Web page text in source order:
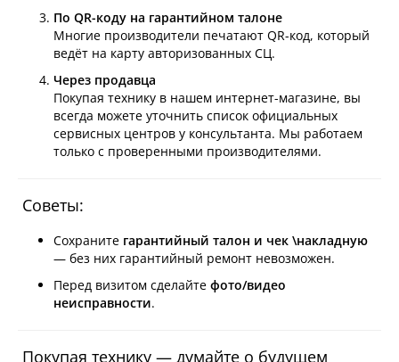
По QR-коду на гарантийном талоне
Многие производители печатают QR-код, который
ведёт на карту авторизованных СЦ.
Через продавца
Покупая технику в нашем интернет-магазине, вы
всегда можете уточнить список официальных
сервисных центров у консультанта. Мы работаем
только с проверенными производителями.
Советы:
Сохраните гарантийный талон и чек \накладную
— без них гарантийный ремонт невозможен.
Перед визитом сделайте фото/видео
неисправности.
Покупая технику — думайте о будущем